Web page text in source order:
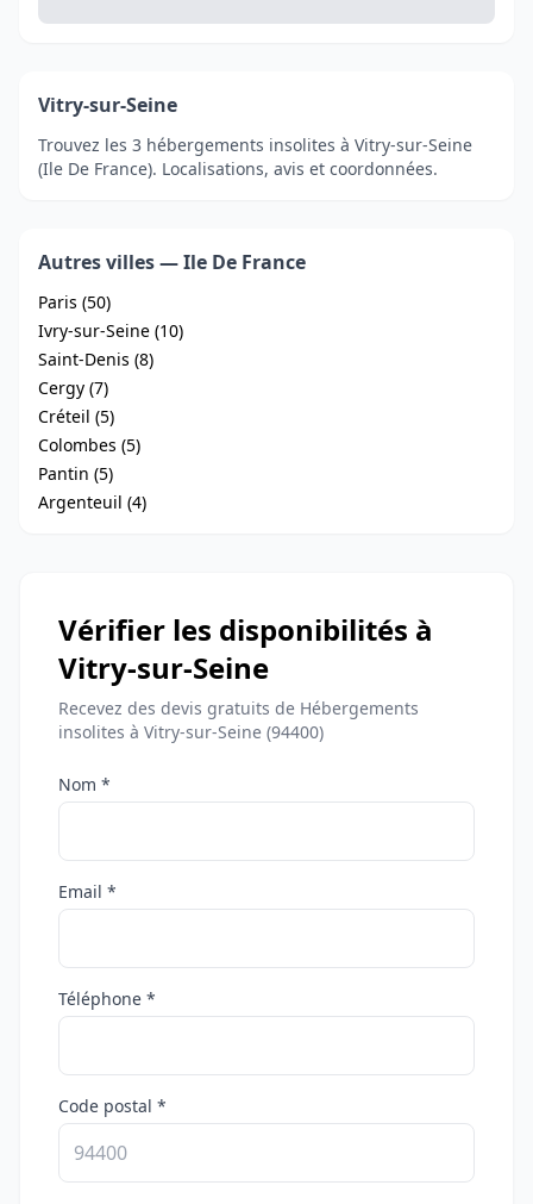
Vitry-sur-Seine
Trouvez les 3 hébergements insolites à Vitry-sur-Seine
(Ile De France). Localisations, avis et coordonnées.
Autres villes — Ile De France
Paris (50)
Ivry-sur-Seine (10)
Saint-Denis (8)
Cergy (7)
Créteil (5)
Colombes (5)
Pantin (5)
Argenteuil (4)
Vérifier les disponibilités à
Vitry-sur-Seine
Recevez des devis gratuits de Hébergements
insolites à Vitry-sur-Seine (94400)
Nom *
Email *
Téléphone *
Code postal *